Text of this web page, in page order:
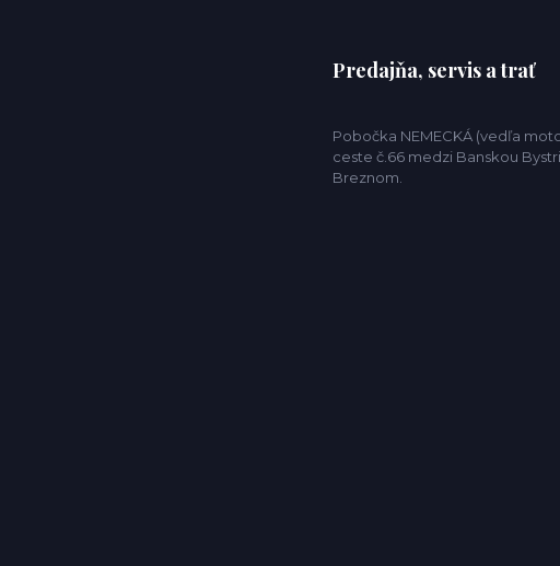
Predajňa, servis a trať
Pobočka NEMECKÁ (vedľa
ceste č.66 medzi Banskou
Breznom.